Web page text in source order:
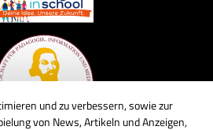
und zu verbessern, sowie zur
von News, Artikeln und Anzeigen,